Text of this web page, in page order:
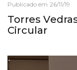
Publicado em 26/11/19
Torres
Circular